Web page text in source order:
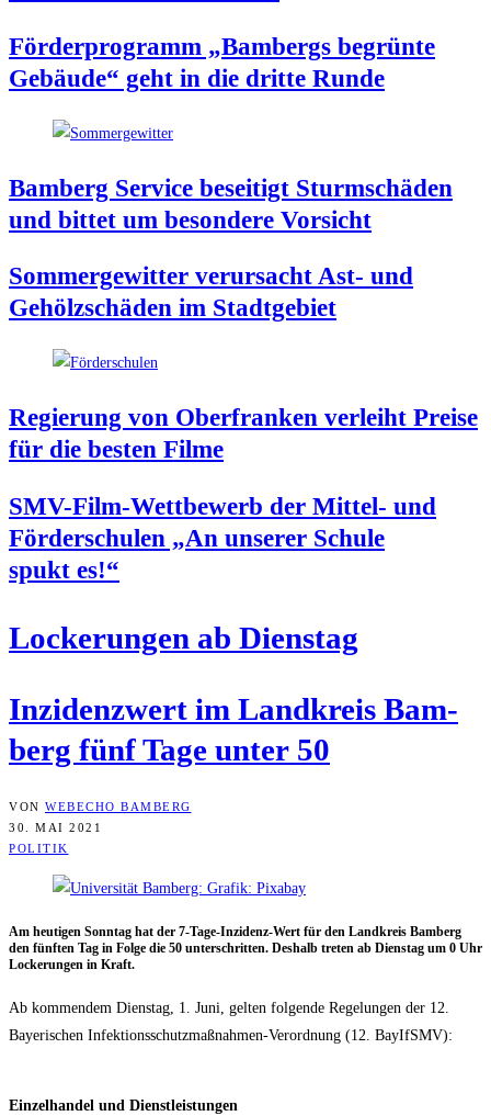
För­der­pro­gramm „Bam­bergs begrün­te
Gebäu­de“ geht in die drit­te Runde
Bam­berg Ser­vice besei­tigt Sturm­schä­den
und bit­tet um beson­de­re Vorsicht
Som­mer­ge­wit­ter ver­ur­sacht Ast- und
Gehölz­schä­den im Stadtgebiet
Regie­rung von Ober­fran­ken ver­leiht Prei­se
für die bes­ten Filme
SMV-Film-Wett­be­werb der Mit­tel- und
För­der­schu­len „An unse­rer Schu­le
spukt es!“
Locke­run­gen ab Dienstag
Inzi­denz­wert im Land­kreis Bam­
berg fünf Tage unter 50
VON WEBECHO BAMBERG
30. MAI 2021
POLITIK
Am heu­ti­gen Sonn­tag hat der 7‑Ta­ge-Inzi­denz-Wert für den Land­kreis Bam­berg
den fünf­ten Tag in Fol­ge die 50 unter­schrit­ten. Des­halb tre­ten ab Diens­tag um 0 Uhr
Locke­run­gen in Kraft.
Ab kom­men­dem Diens­tag, 1. Juni, gel­ten fol­gen­de Rege­lun­gen der 12.
Baye­ri­schen Infek­ti­ons­schutz­maß­nah­men-Ver­ord­nung (12. BayIfSMV):
Ein­zel­han­del und Dienstleistungen